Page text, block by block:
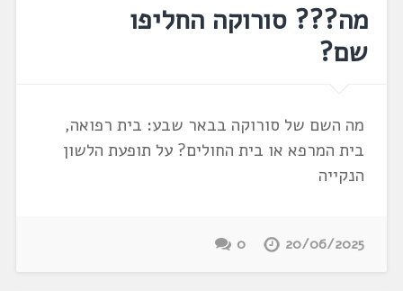
מה??? סורוקה החליפו
שם?
מה השם של סורוקה בבאר שבע: בית רפואה,
בית המרפא או בית החולים? על תופעת הלשון
הנקייה
20/06/2025
0